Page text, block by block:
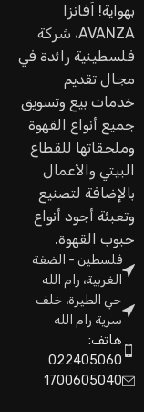
بهواية! اَفانزا
AVANZA، شركة
فلسطينية رائدة في
مجال تقديم
خدمات بيع وتسويق
جميع أنواع القهوة
وملحقاتها للقطاع
البيتي والأعمال
بالإضافة لتصنيع
وتعبئة أجود أنواع
حبوب القهوة.
فلسطين - الضفة
الغربية، رام الله
حي الطيرة، خلف
سرية رام الله
هاتف:
022405060
1700605040